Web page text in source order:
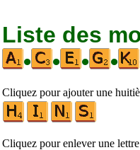
Liste des
•
• • •
Cliquez pour ajouter une
Cliquez pour enlever une lettre